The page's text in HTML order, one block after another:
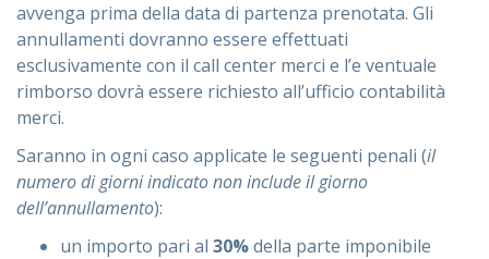
avvenga prima della data di partenza prenotata. Gli
annullamenti dovranno essere effettuati
esclusivamente con il call center merci e l’e ventuale
rimborso dovrà essere richiesto all’ufficio contabilità
merci.
Saranno in ogni caso applicate le seguenti penali (il
numero di giorni indicato non include il giorno
dell’annullamento):
un importo pari al 30%della parte imponibile